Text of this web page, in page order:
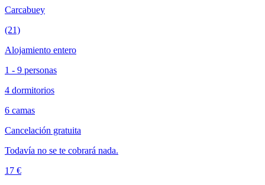
Carcabuey
(21)
Alojamiento entero
1 - 9 personas
4 dormitorios
6 camas
Cancelación gratuita
Todavía no se te cobrará nada.
17 €